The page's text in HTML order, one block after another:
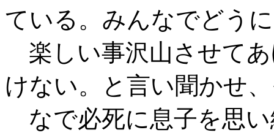
ている。みんなでどう
楽しい事沢山させて
けない。と言い聞かせ
なで必死に息子を思